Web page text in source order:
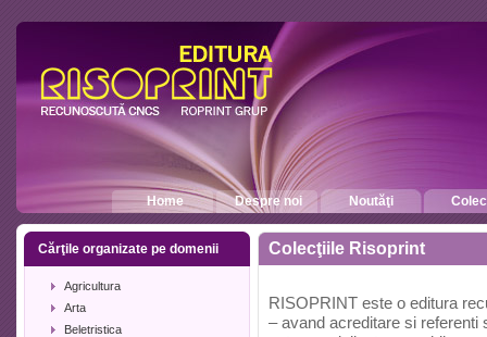
Home Despre noi Noutăţi
Cărţile organizate pe domenii
Agricultura
Arta
Beletristica
Colecţiile Risoprint
RISOPRINT este o editura
– avand acreditare si referenti